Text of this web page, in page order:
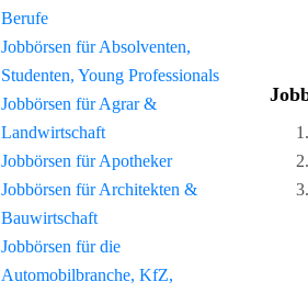
Berufe
Jobbörsen für Absolventen,
Studenten, Young Professionals
Jobbörsen für Agrar &
Landwirtschaft
Jobbörsen für Apotheker
Jobbörsen für Architekten &
Bauwirtschaft
Jobbörsen für die
Automobilbranche, KfZ,